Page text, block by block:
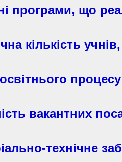
програми, що
кількість
процесу
вакантних
технічне